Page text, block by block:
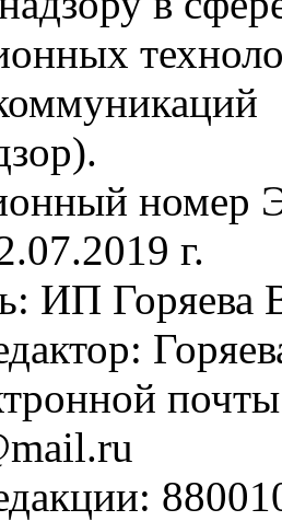
г.
ИП Горяева